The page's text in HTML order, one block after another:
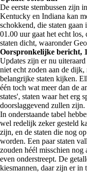
De eerste stembussen zijn
Kentucky en Indiana kan
schokkend, die staten
01.00 uur gaat het echt los,
staten dicht, waaronder
Oorspronkelijke bericht,
Updates zijn er nu
niet echt zoden aan de
belangrijke staten kijken.
één toch wat meer dan de
states', staten waar het erg
doorslaggevend zullen zijn.
In onderstaande tabel
wel redelijk zeker gesteld
zijn, en de staten die nog
worden. Een paar staten
zouden héél misschien
even onderstreept. De
kiesmannen, daar zijn er in